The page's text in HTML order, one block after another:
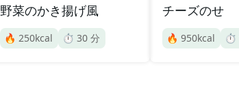
野菜のかき揚げ風
🔥 250kcal ⏱️ 30 分
チーズのせ
🔥 950kcal ⏱️